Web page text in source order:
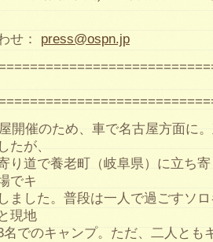
せ： press@ospn.jp
開催のため、車で名古屋方面に
たが、
り道で養老町（岐阜県）に立ち
でキ
ました。普段は一人で過ごすソ
現地
名でのキャンプ。ただ、二人とも